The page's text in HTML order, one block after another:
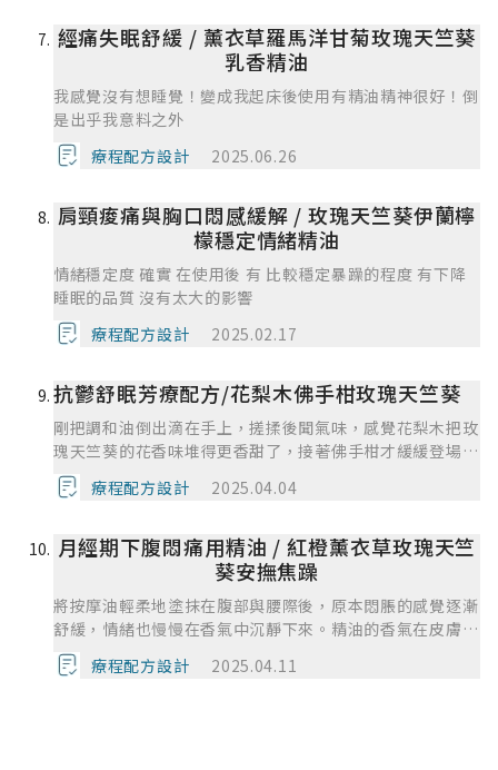
慢鬆開，連帶心裡那些無形的壓力與緊繃，也逐漸獲得緩
解。這種心靈上的療癒並非突如其來的劇烈改變，而是一種
下的情緒，內心變得比較沉靜，重獲從容與溫柔的堅定感。
這種感受像是身處一座花草環繞的秘密花園，暫時遠離喧囂
與混亂，只專注在自己的呼吸與觸感，提醒自己放慢腳步、
經痛失眠舒緩 / 薰衣草羅馬洋甘菊玫瑰天竺葵
乳香精油
我感覺沒有想睡覺！變成我起床後使用有精油精神很好！倒
是出乎我意料之外
療程配方設計
2025.06.26
肩頸痠痛與胸口悶感緩解 / 玫瑰天竺葵伊蘭檸
檬穩定情緒精油
情緒穩定度 確實 在使用後 有 比較穩定暴躁的程度 有下降
睡眠的品質 沒有太大的影響
療程配方設計
2025.02.17
抗鬱舒眠芳療配方/花梨木佛手柑玫瑰天竺葵
剛把調和油倒出滴在手上，搓揉後聞氣味，感覺花梨木把玫
瑰天竺葵的花香味堆得更香甜了，接著佛手柑才緩緩登場。
我把油按摩塗在肩頸和胸口上，老實說氣味很快就消失了，
有點小失望，思緒還是有些混亂，不過很明顯地感受到眼皮
少，但是睡著的期間完全沒有中途醒來，隔天還是能有足夠
療程配方設計 2025.04.04
月經期下腹悶痛用精油 / 紅橙薰衣草玫瑰天竺
葵安撫焦躁
將按摩油輕柔地塗抹在腹部與腰際後，原本悶脹的感覺逐漸
舒緩，情緒也慢慢在香氣中沉靜下來。精油的香氣在皮膚與
呼吸之間交融。整體心境感到被理解與接納，雖然身體仍在
經歷變化及不適，但感覺有力量、有支持，能更有彈性地面
療程配方設計 2025.04.11